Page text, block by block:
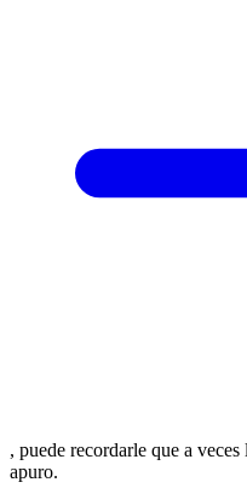
, puede recordarle que a
apuro.